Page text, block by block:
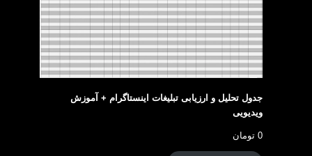
جدول تحلیل و ارزیابی تبلیغات اینستاگرام + آموزش
ویدیویی
0 تومان